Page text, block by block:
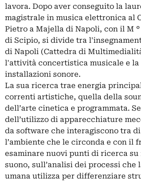
lavora. Dopo aver conseguito la
magistrale in musica elettronica al
Pietro a Majella di Napoli, con il M
di Scipio, si divide tra
di Napoli (Cattedra di
l'attività concertistica musicale e la
installazioni sonore.
La sua ricerca trae energia
correnti artistiche, quella della
dell’arte cinetica e programmata.
dell’utilizzo di apparecchiature
da software che interagiscono tra
l’ambiente che le circonda e con il
esaminare nuovi punti di ricerca su
suono, sull’analisi dei processi che
umana utilizza per differenziare